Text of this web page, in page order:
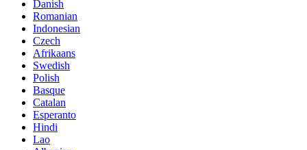
Danish
Romanian
Indonesian
Czech
Afrikaans
Swedish
Polish
Basque
Catalan
Esperanto
Hindi
Lao